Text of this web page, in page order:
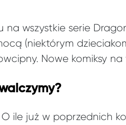
wszystkie serie
(niektórym
Nowe komiksy na
ile już w poprzednich